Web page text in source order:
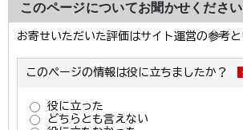
このページについてお聞かせください